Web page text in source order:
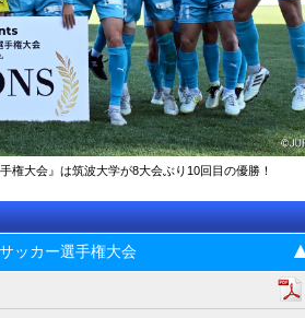
権⼤会』は筑波大学が8大会ぶり10回目の優勝！
ッカー選⼿権⼤会